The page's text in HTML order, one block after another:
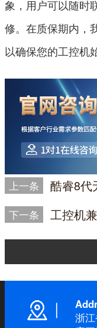
象，用户可以随时
修。在质保期内，
以确保您的工控机
上一条
下一条
浙